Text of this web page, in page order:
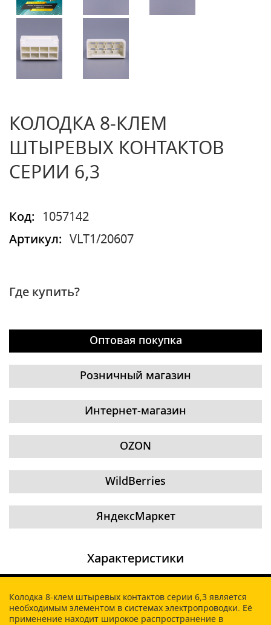
КОЛОДКА 8-КЛЕМ
ШТЫРЕВЫХ КОНТАКТОВ
СЕРИИ 6,3
Код:
1057142
Артикул:
VLT1/20607
Где купить?
Оптовая покупка
Розничный магазин
Интернет-магазин
OZON
WildBerries
ЯндексМаркет
Характеристики
Колодка 8-клем штыревых контактов серии 6,3 является
необходимым элементом в системах электропроводки. Её
применение находит широкое распространение в